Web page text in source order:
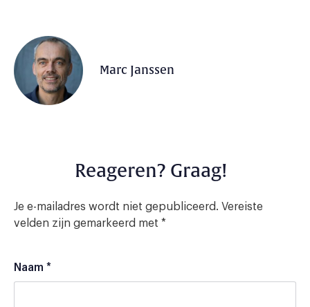
Marc Janssen
Reageren? Graag!
Je e-mailadres wordt niet gepubliceerd. Vereiste
velden zijn gemarkeerd met *
Naam *